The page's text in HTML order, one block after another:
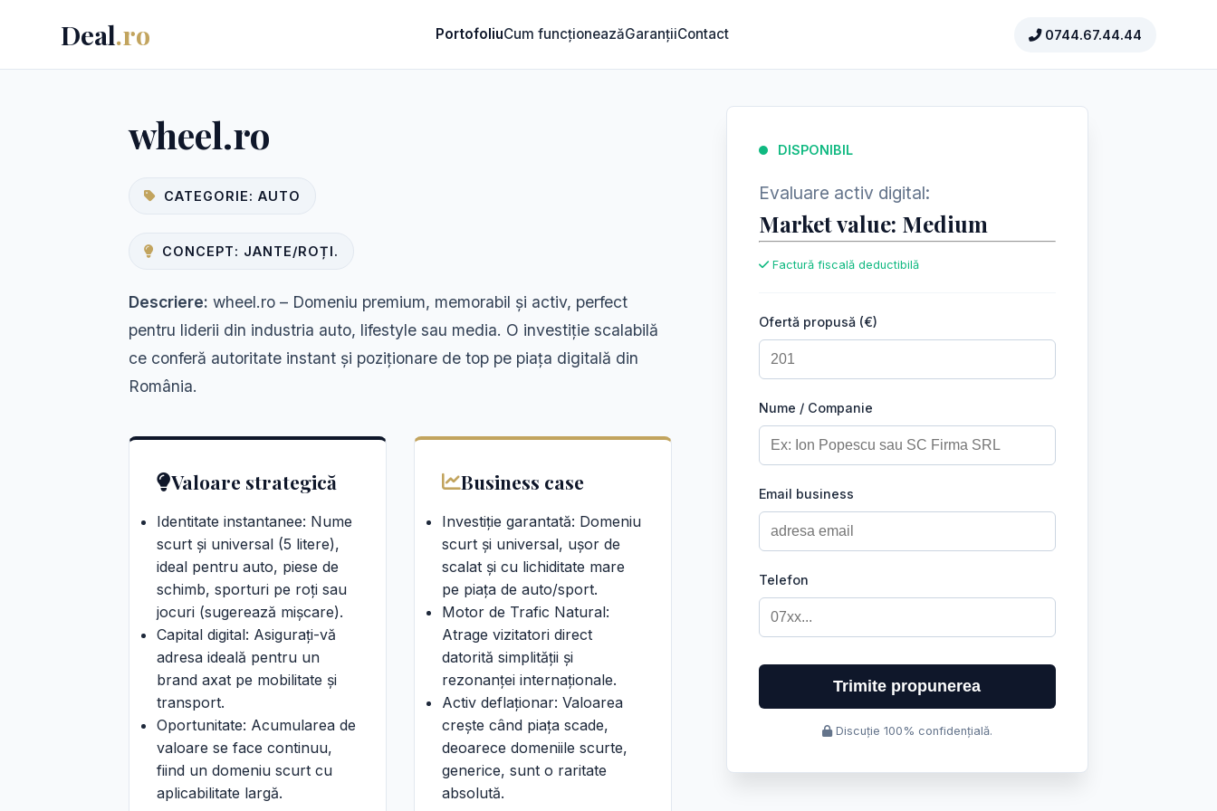
Deal.ro PortofoliuCum funcționeazăGaranțiiContact 0744.67.44.44
wheel.ro
CATEGORIE: AUTO
CONCEPT: JANTE/ROȚI.
Descriere: wheel.ro – Domeniu premium, memorabil și activ, perfect
pentru liderii din industria auto, lifestyle sau media. O investiție scalabilă
ce conferă autoritate instant și poziționare de top pe piața digitală din
România.
Valoare strategică
Identitate instantanee: Nume
scurt și universal (5 litere),
ideal pentru auto, piese de
schimb, sporturi pe roți sau
jocuri (sugerează mișcare).
Capital digital: Asigurați-vă
adresa ideală pentru un
brand axat pe mobilitate și
transport.
Oportunitate: Acumularea de
valoare se face continuu,
fiind un domeniu scurt cu
aplicabilitate largă.
Business case
Investiție garantată: Domeniu
scurt și universal, ușor de
scalat și cu lichiditate mare
pe piața de auto/sport.
Motor de Trafic Natural:
Atrage vizitatori direct
datorită simplității și
rezonanței internaționale.
Activ deflaționar: Valoarea
crește când piața scade,
deoarece domeniile scurte,
generice, sunt o raritate
absolută.
DISPONIBIL
Evaluare activ digital:
Market value: Medium
Factură fiscală deductibilă
Ofertă propusă (€)
Nume / Companie
Email business
Telefon
Trimite propunerea
Discuție 100% confidențială.